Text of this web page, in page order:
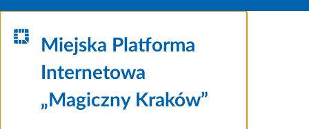
Miejska Platforma
Internetowa
„Magiczny Kraków”